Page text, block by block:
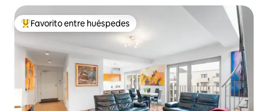
De los mejores en Favorito entre huéspedes
Favorito entre huéspedes